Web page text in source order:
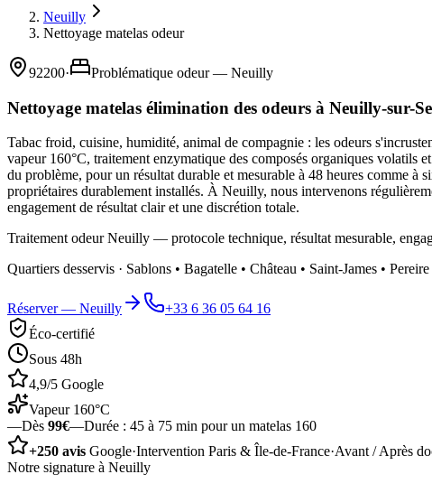
Neuilly
Nettoyage matelas odeur
92200· Problématique odeur — Neuilly
Nettoyage matelas élimination des odeurs à Neuilly-sur-
Tabac froid, cuisine, humidité, animal de compagnie : les odeurs
vapeur 160°C, traitement enzymatique des composés organiques
du problème, pour un résultat durable et mesurable à 48 heures comme
propriétaires durablement installés. À Neuilly, nous intervenons
engagement de résultat clair et une discrétion totale.
Traitement odeur Neuilly — protocole technique, résultat mesurable,
Quartiers desservis · Sablons • Bagatelle • Château • Saint-James • Pereire
Réserver — Neuilly
+33 6 36 05 64 16
Éco-certifié
Sous 48h
4,9/5 Google
Vapeur 160°C
—Dès 99€—Durée : 45 à 75 min pour un matelas 160
+250 avis Google·Intervention Paris & Île-de-France·Avant / Après
Notre signature à Neuilly